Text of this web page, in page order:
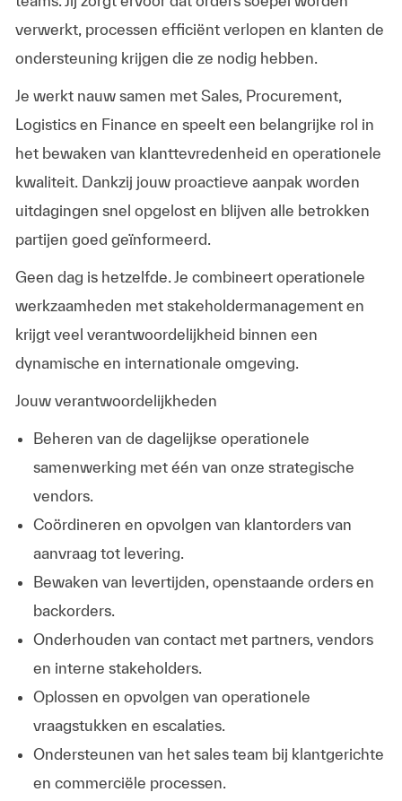
verwerkt, processen efficiënt verlopen en klanten de
ondersteuning krijgen die ze nodig hebben.
Je werkt nauw samen met Sales, Procurement,
Logistics en Finance en speelt een belangrijke rol in
het bewaken van klanttevredenheid en operationele
kwaliteit. Dankzij jouw proactieve aanpak worden
uitdagingen snel opgelost en blijven alle betrokken
partijen goed geïnformeerd.
Geen dag is hetzelfde. Je combineert operationele
werkzaamheden met stakeholdermanagement en
krijgt veel verantwoordelijkheid binnen een
dynamische en internationale omgeving.
Jouw verantwoordelijkheden
Beheren van de dagelijkse operationele
samenwerking met één van onze strategische
vendors.
Coördineren en opvolgen van klantorders van
aanvraag tot levering.
Bewaken van levertijden, openstaande orders en
backorders.
Onderhouden van contact met partners, vendors
en interne stakeholders.
Oplossen en opvolgen van operationele
vraagstukken en escalaties.
Ondersteunen van het sales team bij klantgerichte
en commerciële processen.